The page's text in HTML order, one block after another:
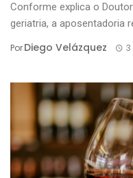
Conforme explica o
geriatria, a aposentadoria
PorDiego Velázquez